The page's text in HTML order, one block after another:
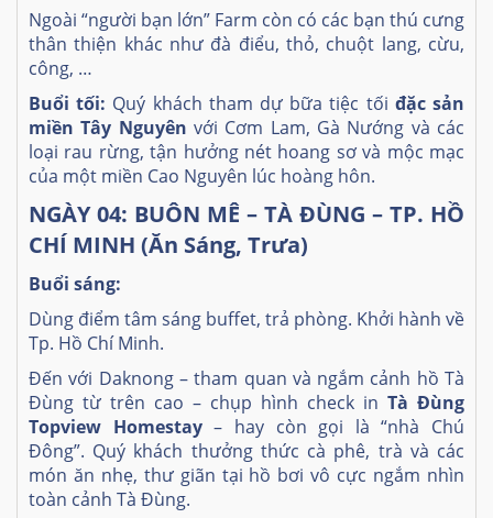
Ngoài “người bạn lớn” Farm còn có các bạn thú cưng
thân thiện khác như đà điểu, thỏ, chuột lang, cừu,
công, …
Buổi tối: Quý khách tham dự bữa tiệc tối đặc sản
miền Tây Nguyên với Cơm Lam, Gà Nướng và các
loại rau rừng, tận hưởng nét hoang sơ và mộc mạc
của một miền Cao Nguyên lúc hoàng hôn.
NGÀY 04: BUÔN MÊ – TÀ ĐÙNG – TP. HỒ
CHÍ MINH (Ăn Sáng, Trưa)
Buổi sáng:
Dùng điểm tâm sáng buffet, trả phòng. Khởi hành về
Tp. Hồ Chí Minh.
Đến với Daknong – tham quan và ngắm cảnh hồ Tà
Đùng từ trên cao – chụp hình check in Tà Đùng
Topview Homestay– hay còn gọi là “nhà Chú
Đông”. Quý khách thưởng thức cà phê, trà và các
món ăn nhẹ, thư giãn tại hồ bơi vô cực ngắm nhìn
toàn cảnh Tà Đùng.